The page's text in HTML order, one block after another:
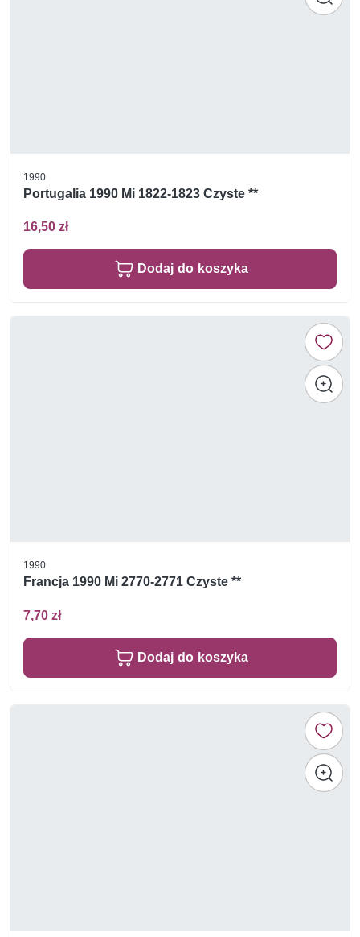
1990
Portugalia 1990 Mi 1822-1823 Czyste **
16,50 zł
Dodaj do koszyka
1990
Francja 1990 Mi 2770-2771 Czyste **
7,70 zł
Dodaj do koszyka